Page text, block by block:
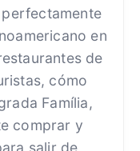
en
de
cómo
Família,
comprar y
salir de